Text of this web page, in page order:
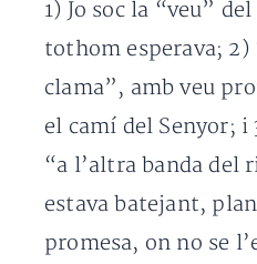
1) Jo soc la “veu”
tothom esperava; 2)
clama”, amb veu
el camí del Se­nyor; i
“a l’altra banda del
estava batejant,
promesa, on no se